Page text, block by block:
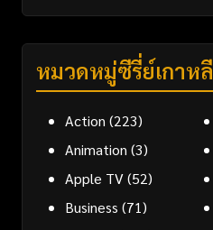
หมวดหมู่ซีรี่ย์เกาหลี
Action (223)
Animation (3)
Apple TV(52)
Business (71)